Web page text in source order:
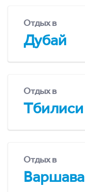
Отдых в
Дубай
Отдых в
Тбилиси
Отдых в
Варшава